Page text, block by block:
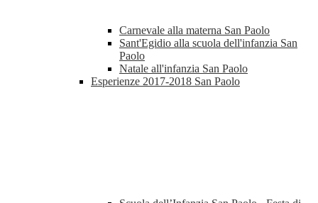
Carnevale alla materna San Paolo
Sant'Egidio alla scuola dell'infanzia San
Paolo
Natale all'infanzia San Paolo
Esperienze 2017-2018 San Paolo